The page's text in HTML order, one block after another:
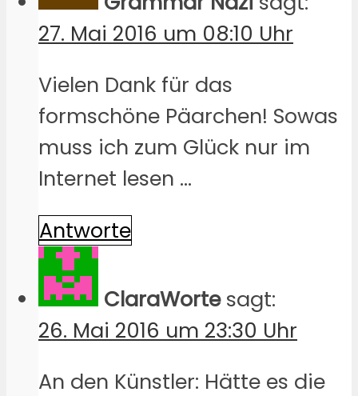
27. Mai 2016 um 08:10 Uhr
Vielen Dank für das
formschöne Päarchen! Sowas
muss ich zum Glück nur im
Internet lesen …
Antworte
ClaraWorte sagt:
26. Mai 2016 um 23:30 Uhr
An den Künstler: Hätte es die